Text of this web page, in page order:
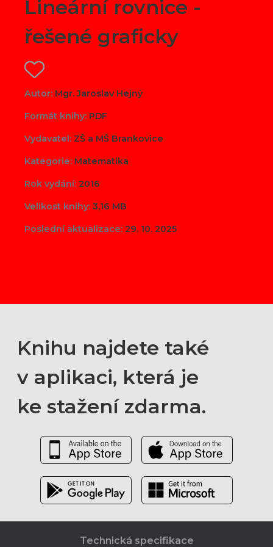
Lineární rovnice -
řešené graficky
Autor: Mgr. Jaroslav Hejný
Formát knihy: PDF
Vydavatel: ZŠ a MŠ Brankovice
Kategorie: Matematika
Rok vydání: 2016
Velikost knihy: 3,16 MB
Poslední aktualizace: 29. 10. 2025
Knihu najdete také
v aplikaci, která je
ke stažení zdarma.
Technická specifikace